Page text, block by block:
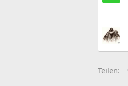
Teilen: